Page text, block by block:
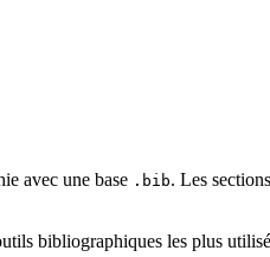
avec une base .bib. Les
bibliographiques les plus